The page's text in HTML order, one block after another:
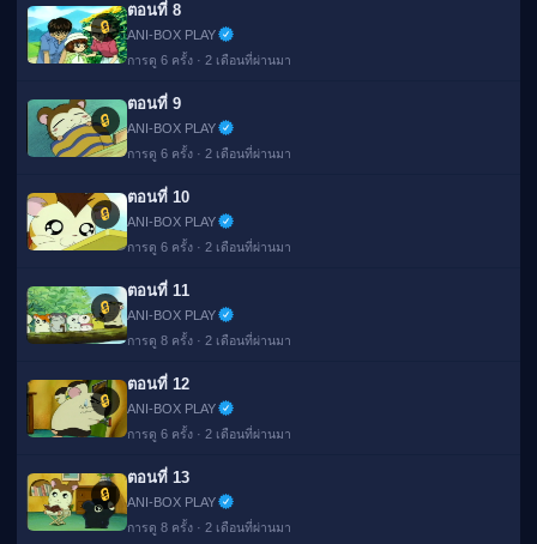
🔒
ตอนที่ 8
ANI-BOX PLAY
การดู 6 ครั้ง · 2 เดือนที่ผ่านมา
🔒
ตอนที่ 9
ANI-BOX PLAY
การดู 6 ครั้ง · 2 เดือนที่ผ่านมา
🔒
ตอนที่ 10
ANI-BOX PLAY
การดู 6 ครั้ง · 2 เดือนที่ผ่านมา
🔒
ตอนที่ 11
ANI-BOX PLAY
การดู 8 ครั้ง · 2 เดือนที่ผ่านมา
🔒
ตอนที่ 12
ANI-BOX PLAY
การดู 6 ครั้ง · 2 เดือนที่ผ่านมา
🔒
ตอนที่ 13
ANI-BOX PLAY
การดู 8 ครั้ง · 2 เดือนที่ผ่านมา